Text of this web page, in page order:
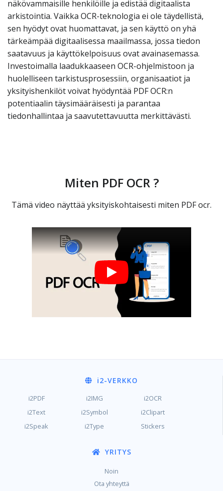
näkövammaisille henkilöille ja edistää digitaalista
arkistointia. Vaikka OCR-teknologia ei ole täydellistä,
sen hyödyt ovat huomattavat, ja sen käyttö on yhä
tärkeämpää digitaalisessa maailmassa, jossa tiedon
saatavuus ja käyttökelpoisuus ovat avainasemassa.
Investoimalla laadukkaaseen OCR-ohjelmistoon ja
huolelliseen tarkistusprosessiin, organisaatiot ja
yksityishenkilöt voivat hyödyntää PDF OCR:n
potentiaalin täysimääräisesti ja parantaa
tiedonhallintaa ja saavutettavuutta merkittävästi.
Miten PDF OCR ?
Tämä video näyttää yksityiskohtaisesti miten PDF ocr.
i2-VERKKO
i2PDF i2IMG
i2OCR
i2Text
i2Symbol
i2Clipart
i2Speak
i2Type Stickers
YRITYS
Noin
Ota yhteyttä